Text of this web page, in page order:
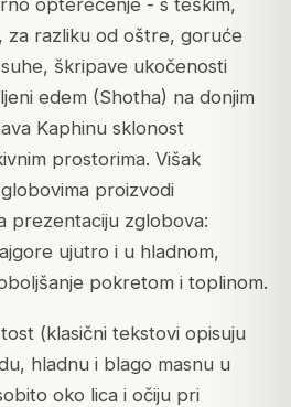
za razliku od oštre, goruće
škripave ukočenosti
edem (Shotha) na donjim
Kaphinu sklonost
prostorima. Višak
proizvodi
prezentaciju zglobova:
ujutro i u hladnom,
pokretom i toplinom.
(klasični tekstovi opisuju
hladnu i blago masnu u
oko lica i očiju pri